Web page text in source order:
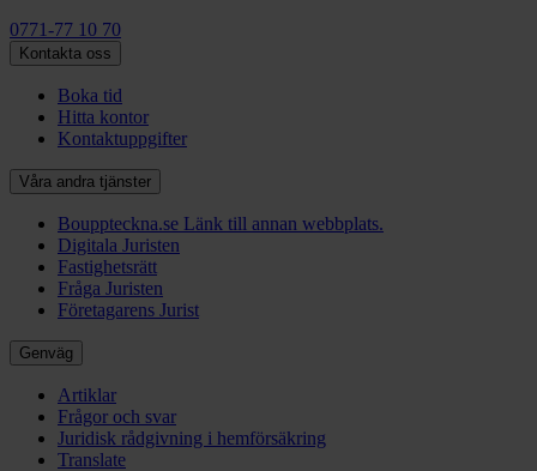
0771-77 10 70
Kontakta oss
Boka tid
Hitta kontor
Kontaktuppgifter
Våra andra tjänster
Bouppteckna.se Länk till annan webbplats.
Digitala Juristen
Fastighetsrätt
Fråga Juristen
Företagarens Jurist
Genväg
Artiklar
Frågor och svar
Juridisk rådgivning i hemförsäkring
Translate